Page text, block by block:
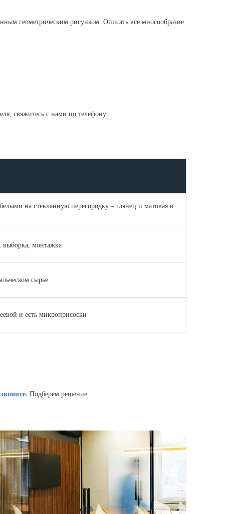
геометрическим рисунком. Описать все многообразие
свяжитесь с нами по телефону
на стеклянную перегородку – глянец и матовая в
выборка, монтажка
сырье
и есть микроприсоски
звоните. Подберем решение.